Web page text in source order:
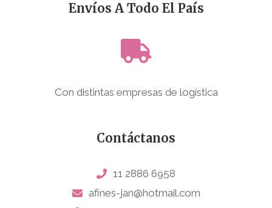
Envíos A Todo El País
Con distintas empresas de logística
Contáctanos
11 2886 6958
afines-jan@hotmail.com